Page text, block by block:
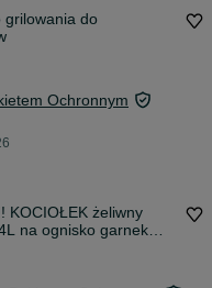
grilowania do
Ochronnym
KOCIOŁEK żeliwny
na ognisko garnek